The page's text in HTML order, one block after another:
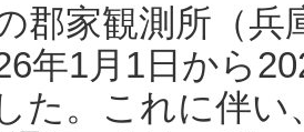
郡家観測所（
年1月1日から
た。これに伴い